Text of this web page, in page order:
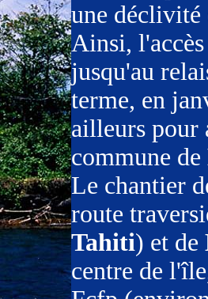
une déclivité
Ainsi,
jusqu'au
terme, en
ailleurs pour
commune de
Le chantier
route
Tahiti) et de
centre de